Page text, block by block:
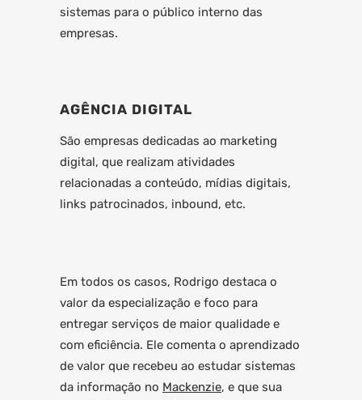
sistemas para o público interno das
empresas.
AGÊNCIA DIGITAL
São empresas dedicadas ao marketing
digital, que realizam atividades
relacionadas a conteúdo, mídias digitais,
links patrocinados, inbound, etc.
Em todos os casos, Rodrigo destaca o
valor da especialização e foco para
entregar serviços de maior qualidade e
com eficiência. Ele comenta o aprendizado
de valor que recebeu ao estudar sistemas
da informação no Mackenzie, e que sua